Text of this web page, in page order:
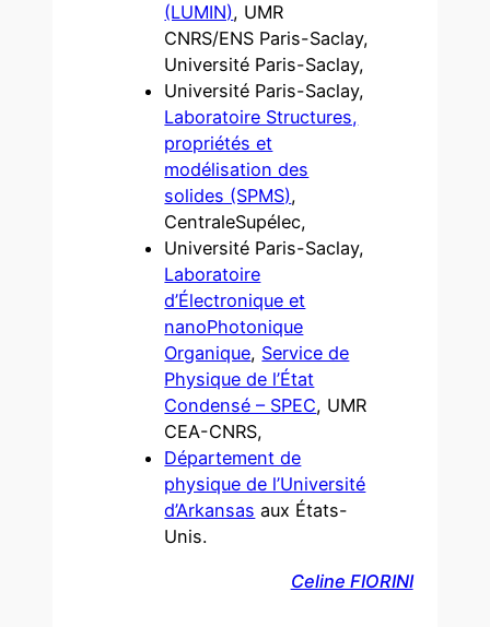
(LUMIN), UMR
CNRS/ENS Paris-Saclay,
Université Paris-Saclay,
Université Paris-Saclay,
Laboratoire Structures,
propriétés et
modélisation des
solides (SPMS),
CentraleSupélec,
Université Paris-Saclay,
Laboratoire
d’Électronique et
nanoPhotonique
Organique, Service de
Physique de l’État
Condensé – SPEC, UMR
CEA-CNRS,
Département de
physique de l’Université
d’Arkansas aux États-
Unis.
Celine FIORINI